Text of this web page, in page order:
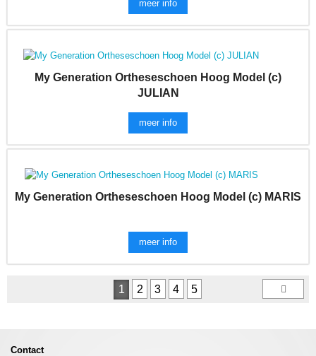
meer info
My Generation Ortheseschoen Hoog Model (c)
JULIAN
meer info
My Generation Ortheseschoen Hoog Model (c) MARIS
meer info
1 2 3 4 5
Contact